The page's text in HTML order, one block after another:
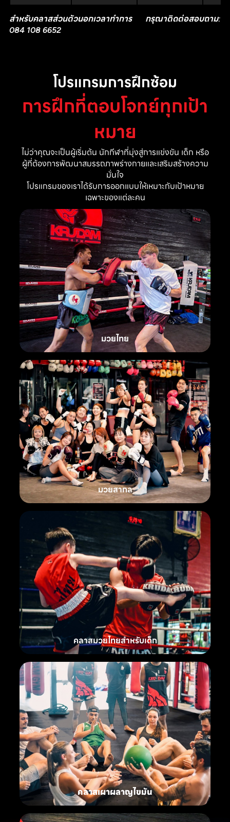
สำหรับคลาสส่วนตัวนอกเวลาทำการ กรุณาติดต่อสอบถาม:
084 108 6652
โปรแกรมการฝึกซ้อม
การฝึกที่ตอบโจทย์ทุกเป้า
หมาย
ไม่ว่าคุณจะเป็นผู้เริ่มต้น นักกีฬาที่มุ่งสู่การแข่งขัน เด็ก หรือ
ผู้ที่ต้องการพัฒนาสมรรถภาพร่างกายและเสริมสร้างความ
มั่นใจ
โปรแกรมของเราได้รับการออกแบบให้เหมาะกับเป้าหมาย
เฉพาะของแต่ละคน
มวยไทย
มวยสากล
คลาสมวยไทยสำหรับเด็ก
คลาสเผาผลาญไขมัน